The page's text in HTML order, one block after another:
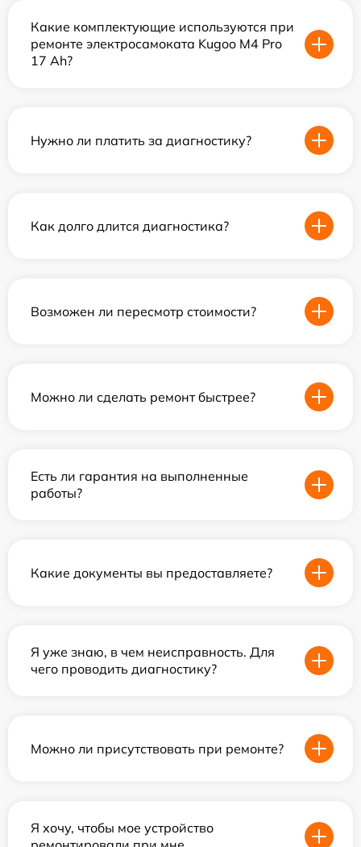
Какие комплектующие используются при
ремонте электросамоката Kugoo M4 Pro
17 Ah?
Нужно ли платить за диагностику?
Как долго длится диагностика?
Возможен ли пересмотр стоимости?
Можно ли сделать ремонт быстрее?
Есть ли гарантия на выполненные
работы?
Какие документы вы предоставляете?
Я уже знаю, в чем неисправность. Для
чего проводить диагностику?
Можно ли присутствовать при ремонте?
Я хочу, чтобы мое устройство